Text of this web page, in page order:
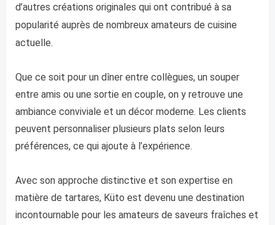
d’autres créations originales qui ont contribué à sa
popularité auprès de nombreux amateurs de cuisine
actuelle.
Que ce soit pour un dîner entre collègues, un souper
entre amis ou une sortie en couple, on y retrouve une
ambiance conviviale et un décor moderne. Les clients
peuvent personnaliser plusieurs plats selon leurs
préférences, ce qui ajoute à l’expérience.
Avec son approche distinctive et son expertise en
matière de tartares, Küto est devenu une destination
incontournable pour les amateurs de saveurs fraîches et